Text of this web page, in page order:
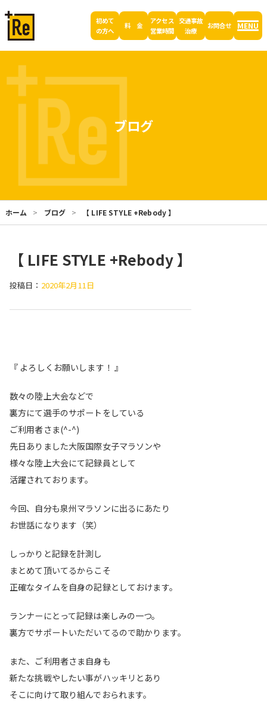
初めて
の方へ
料 金
アクセス
営業時間
交通事故
治療
お問合せ MENU
ブログ
ホーム ブログ 【 LIFE STYLE +Rebody 】
【 LIFE STYLE +Rebody 】
投稿日： 2020年2月11日
『 よろしくお願いします！ 』
数々の陸上大会などで
裏方にて選手のサポートをしている
ご利用者さま(^-^)
先日ありました大阪国際女子マラソンや
様々な陸上大会にて記録員として
活躍されております。
今回、自分も泉州マラソンに出るにあたり
お世話になります（笑）
しっかりと記録を計測し
まとめて頂いてるからこそ
正確なタイムを自身の記録としておけます。
ランナーにとって記録は楽しみの一つ。
裏方でサポートいただいてるので助かります。
また、ご利用者さま自身も
新たな挑戦やしたい事がハッキリとあり
そこに向けて取り組んでおられます。